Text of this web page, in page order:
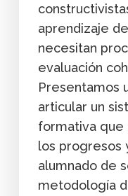
aprendizaje
necesitan
evaluación
Presentamos
articular un
formativa que
los progresos
alumnado de
metodología